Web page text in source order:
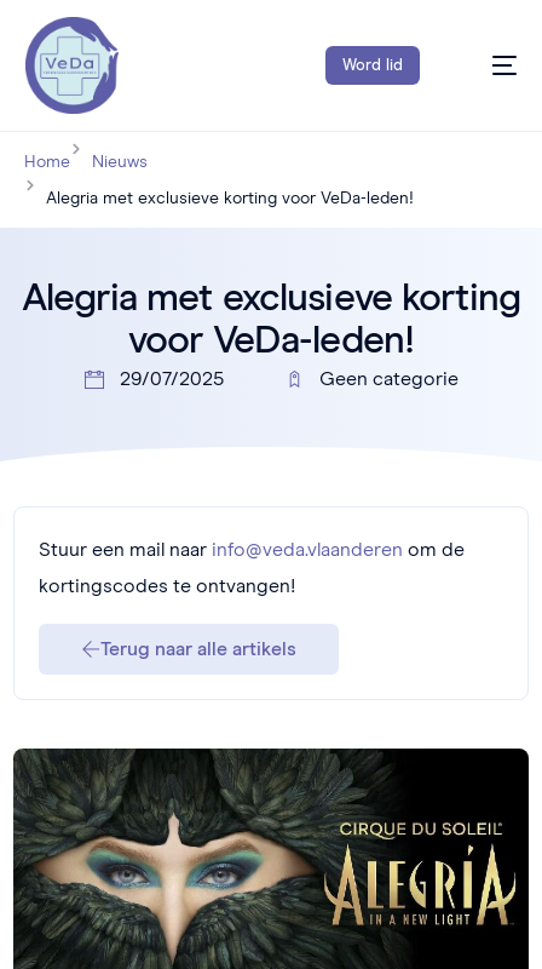
Word lid
Home
Nieuws
Alegria met exclusieve korting voor VeDa-leden!
Alegria met exclusieve korting
voor VeDa-leden!
29/07/2025 Geen categorie
Stuur een mail naar info@veda.vlaanderen om de
kortingscodes te ontvangen!
Terug naar alle artikels